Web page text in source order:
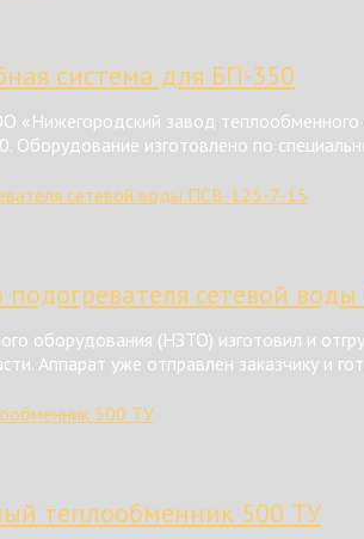
система для БП-350
завод
Оборудование изготовлено по
сетевой
оборудования (НЗТО) изготовил и
Аппарат уже отправлен заказчику и
теплообменник 500 ТУ